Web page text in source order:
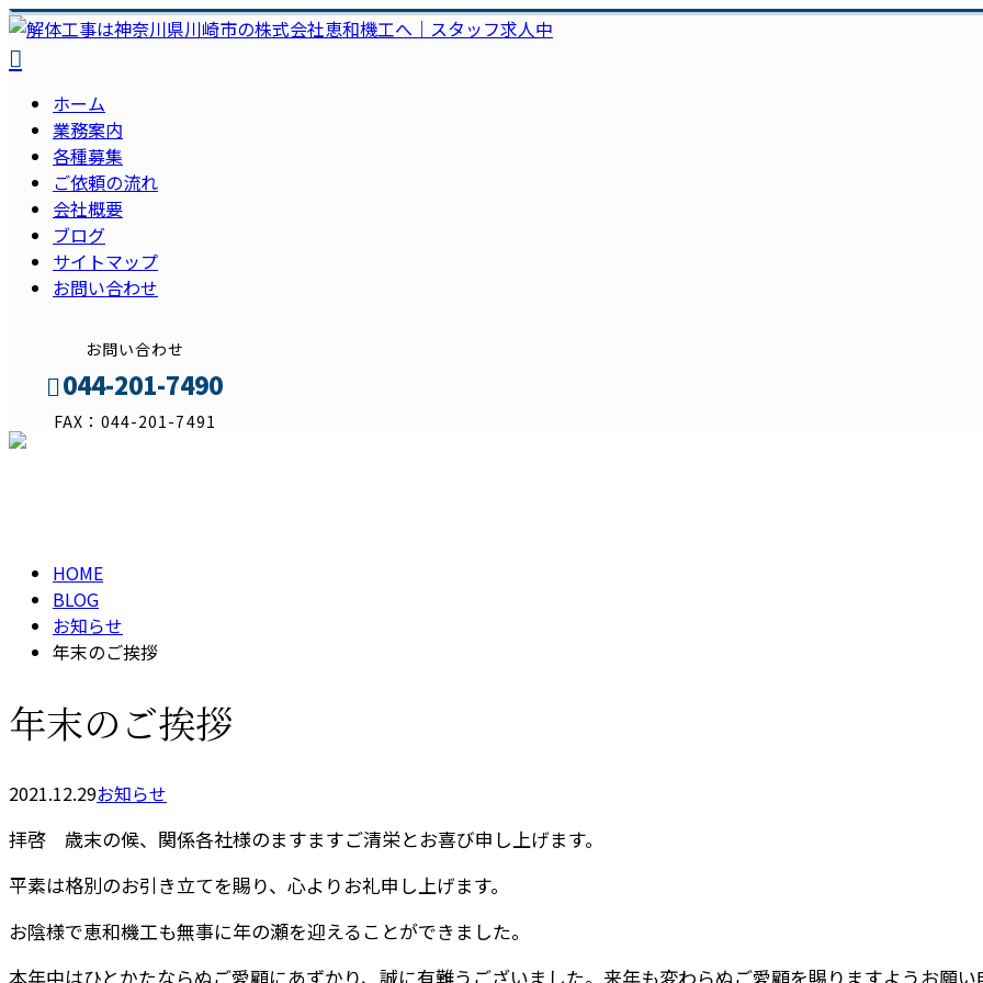
ホーム
業務案内
各種募集
ご依頼の流れ
会社概要
ブログ
サイトマップ
お問い合わせ
お問い合わせ
044-201-7490
FAX：044-201-7491
HOME
BLOG
お知らせ
年末のご挨拶
年末のご挨拶
2021.12.29お知らせ
拝啓 歳末の候、関係各社様のますますご清栄とお喜び申し上げます。
平素は格別のお引き立てを賜り、心よりお礼申し上げます。
お陰様で恵和機工も無事に年の瀬を迎えることができました。
本年中はひとかたならぬご愛顧にあずかり、誠に有難うございました。来年も変わらぬご愛顧を賜りますようお願い